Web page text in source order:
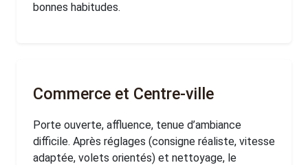
bonnes habitudes.
Commerce et Centre-ville
Porte ouverte, affluence, tenue d’ambiance
difficile. Après réglages (consigne réaliste, vitesse
adaptée, volets orientés) et nettoyage, le